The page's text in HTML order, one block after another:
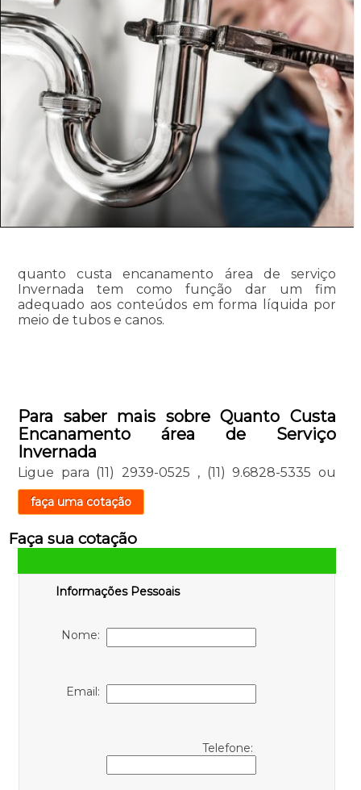
quanto custa encanamento área de serviço
Invernada tem como função dar um fim
adequado aos conteúdos em forma líquida por
meio de tubos e canos.
Para saber mais sobre Quanto Custa
Encanamento área de Serviço
Invernada
Ligue para (11) 2939-0525 , (11) 9.6828-5335 ou
faça uma cotação
Faça sua cotação
Informações Pessoais
Nome:
Email:
Telefone: